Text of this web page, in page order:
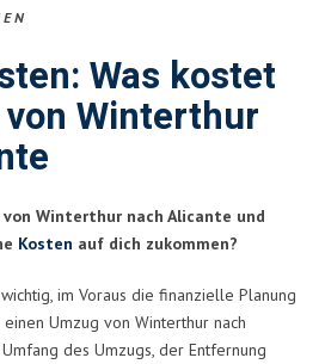
Was kostet
Winterthur
Winterthur nach Alicante und
Kosten auf dich zukommen?
im Voraus die finanzielle Planung
Umzug von Winterthur nach
des Umzugs, der Entfernung